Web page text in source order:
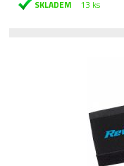
SKLADEM 13 ks